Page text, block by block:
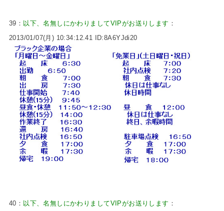
39： 以下、名無しにかわりましてVIPがお送りします ：
2013/01/07(月) 10:34:12.41 ID:8A6YJdi20
40： 以下、名無しにかわりましてVIPがお送りします ：